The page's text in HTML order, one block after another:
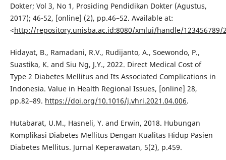
Dokter; Vol 3, No 1, Prosiding Pendidikan Dokter (Agustus,
2017); 46-52, [online] (2), pp.46–52. Available at:
<http://repository.unisba.ac.id:8080/xmlui/handle/123456789/
Hidayat, B., Ramadani, R.V., Rudijanto, A., Soewondo, P.,
Suastika, K. and Siu Ng, J.Y., 2022. Direct Medical Cost of
Type 2 Diabetes Mellitus and Its Associated Complications in
Indonesia. Value in Health Regional Issues, [online] 28,
pp.82–89. https://doi.org/10.1016/j.vhri.2021.04.006.
Hutabarat, U.M., Hasneli, Y. and Erwin, 2018. Hubungan
Komplikasi Diabetes Mellitus Dengan Kualitas Hidup Pasien
Diabetes Mellitus. Jurnal Keperawatan, 5(2), p.459.